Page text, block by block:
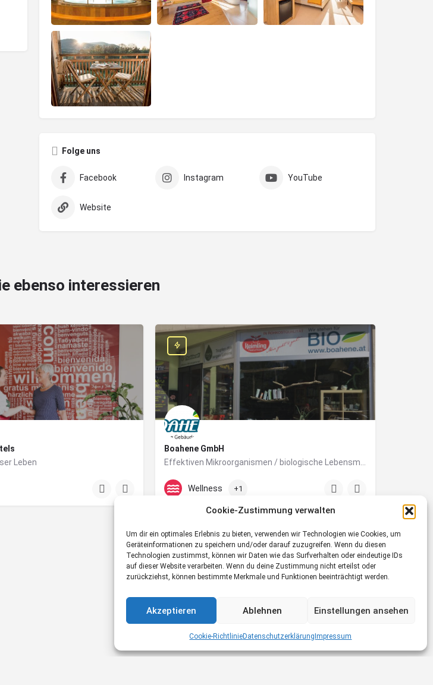
Cookie-Zustimmung verwalten
Um dir ein optimales Erlebnis zu bieten, verwenden wir Technologien wie Cookies, um
Geräteinformationen zu speichern und/oder darauf zuzugreifen. Wenn du diesen
Technologien zustimmst, können wir Daten wie das Surfverhalten oder eindeutige IDs
auf dieser Website verarbeiten. Wenn du deine Zustimmung nicht erteilst oder
zurückziehst, können bestimmte Merkmale und Funktionen beeinträchtigt werden.
Akzeptieren Ablehnen Einstellungen ansehen
Cookie-RichtlinieDatenschutzerklärung Impressum
Folge uns
Facebook Instagram YouTube
Website
ebenso interessieren
Leben
Bad Hofgastein
Boahene GmbH
00436767733717
Wellness +1